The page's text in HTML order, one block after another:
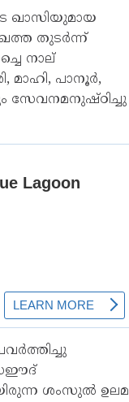
ഖാസിയുമായ
തുടർന്ന്
നാല്
മാഹി, പാനൂർ,
സേവനമനുഷ്ഠിച്ചു
സഈദ്
ശംസുൽ ഉലമ